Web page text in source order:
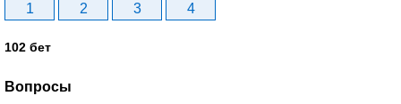
1 2 3 4
102 бет
Вопросы